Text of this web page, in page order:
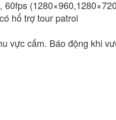
hổ trợ tour patrol
vực cấm. Báo động khi